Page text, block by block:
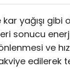
yağışı gibi
sonucu
ve
edilerek